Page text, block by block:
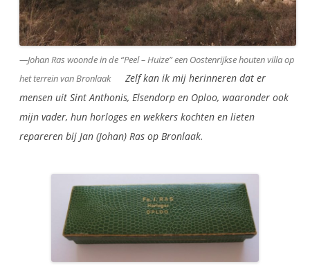
—Johan Ras woonde in de “Peel – Huize” een Oostenrijkse houten villa op
het terrein van Bronlaak Zelf kan ik mij herinneren dat er
mensen uit Sint Anthonis, Elsendorp en Oploo, waaronder ook
mijn vader, hun horloges en wekkers kochten en lieten
repareren bij Jan (Johan) Ras op Bronlaak.